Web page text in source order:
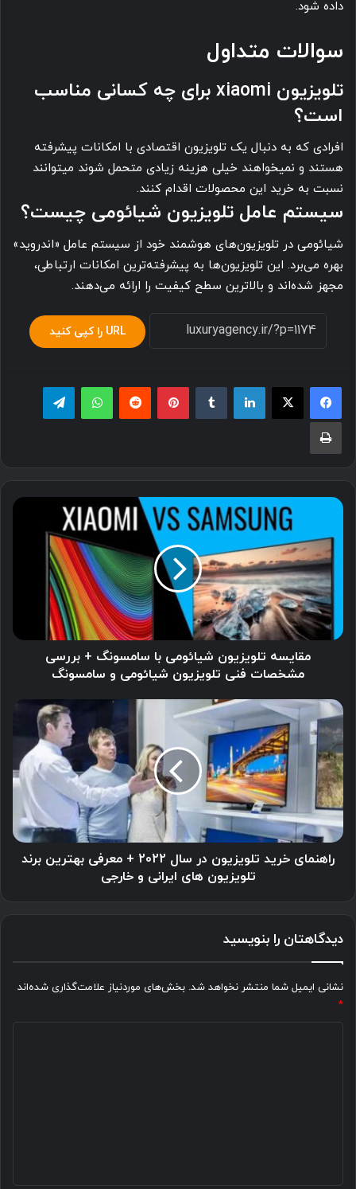
داده شود.
سوالات متداول
تلویزیون xiaomi برای چه کسانی مناسب
است؟
افرادی که به دنبال یک تلویزیون اقتصادی با امکانات پیشرفته
هستند و نمیخواهند خیلی هزینه زیادی متحمل شوند میتوانند
نسبت به خرید این محصولات اقدام کنند.
سیستم عامل تلویزیون شیائومی چیست؟
شیائومی در تلویزیون‌های هوشمند خود از سیستم عامل «اندروید»
بهره می‌برد. این تلویزیون‌ها به پیشرفته‌ترین امکانات ارتباطی،
مجهز شده‌اند و بالاترین سطح کیفیت را ارائه می‌دهند.
URL را کپی کنید
لینکدین ‫تامبلر پینترست‫رددیت واتس آپ تلگرام
چاپ
مقایسه
شیائومی
سامسونگ
بررسی
مشخصات
فنی
تلویزیون
سامسونگ
مقایسه تلویزیون شیائومی با سامسونگ + بررسی
مشخصات فنی تلویزیون شیائومی و سامسونگ
راهنمای
خرید
تلویزیون
در
سال
2022
+
معرفی
بهترین
برند
خارجی
راهنمای خرید تلویزیون در سال 2022 + معرفی بهترین برند
تلویزیون های ایرانی و خارجی
دیدگاهتان را بنویسید
نشانی ایمیل شما منتشر نخواهد شد. بخش‌های موردنیاز علامت‌گذاری شده‌اند
*